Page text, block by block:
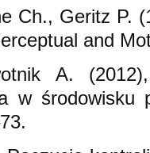
Ch., Geritz P.
and
A.
w środowisku